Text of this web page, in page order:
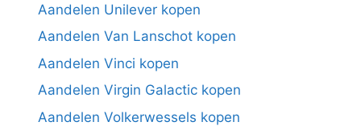
Aandelen Unilever kopen
Aandelen Van Lanschot kopen
Aandelen Vinci kopen
Aandelen Virgin Galactic kopen
Aandelen Volkerwessels kopen